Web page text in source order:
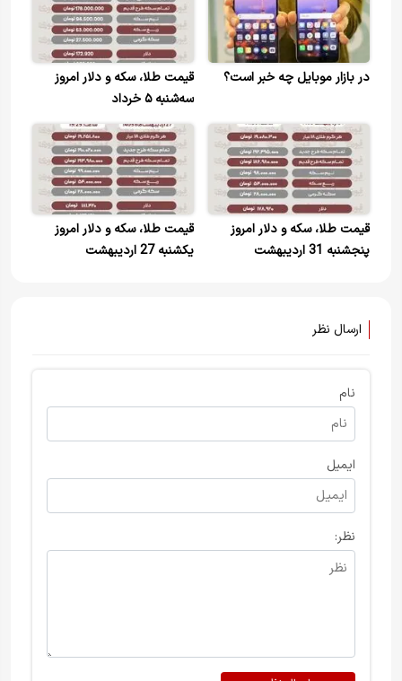
در بازار موبایل چه خبر است؟
قیمت طلا، سکه و دلار امروز
سه‌شنبه ۵ خرداد
قیمت طلا، سکه و دلار امروز
پنجشنبه 31 اردیبهشت
قیمت طلا، سکه و دلار امروز
یکشنبه 27 اردیبهشت
ارسال نظر
نام
ایمیل
نظر: